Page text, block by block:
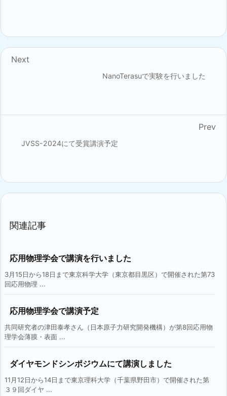
NanoTerasuで実験を行いました
Next
JVSS-2024にて受賞講演予定
Prev
関連記事
応用物理学会で講演を行いました
3月15日から18日まで東京科学大学（東京都目黒区）で開催された第73
回応用物理 ...
応用物理学会で講演予定
共同研究者の津田泰孝さん（日本原子力研究開発機構）が第8回応用物
理学会薄膜・表面 ...
ダイヤモンドシンポジウムにて講演しました
11月12日から14日まで東京理科大学（千葉県野田市）で開催された第
３９回ダイヤ ...